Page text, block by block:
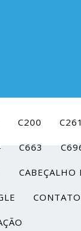
C200 C261
C663
CABEÇALHO